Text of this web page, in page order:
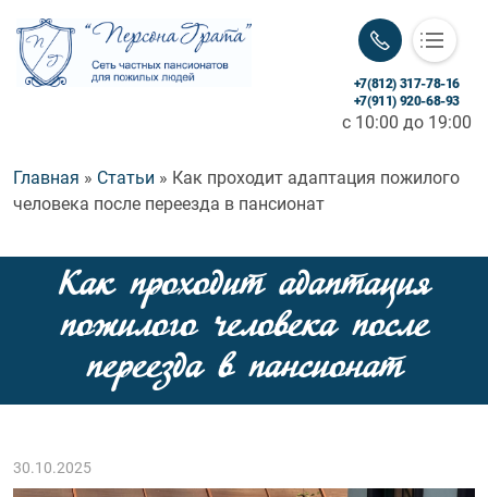
+7(812) 317-78-16
+7(911) 920-68-93
c 10:00 до 19:00
Строка навигации
Главная Статьи
Как проходит адаптация пожилого
человека после переезда в пансионат
Как проходит адаптация
пожилого человека после
переезда в пансионат
30.10.2025